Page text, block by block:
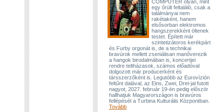
COMPUTER olyan, mint
egy őrült feltaláló, csak a
találmányai nem
rakétaként, hanem
elsősorban elektromos
hangszerekként öltenek
testet. Épített már
szintetizátoros kerékpárt
és Furby orgonát is, de a technikai
bravúrok mellett zseniálisan manőverezik
a hangok birodalmában is, koncertjei
rendre teltházasok, számos előadóval
dolgozott már producerként és
társszerzőként is. Legutóbb az Eurovízión
feltűnt dalával, az Eins, Zwei, Drei-jal futott
nagyot, 2027. február 19-én pedig először
hallhatjuk Magyarországon is bravúros
fellépését a Turbina Kulturális Központban.
Tovább